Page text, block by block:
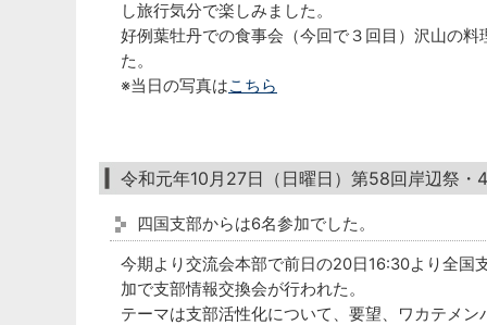
し旅行気分で楽しみました。
好例葉牡丹での食事会（今回で３回目）沢山の料
た。
※当日の写真はこちら
令和元年10月27日（日曜日）第58回岸辺祭・
四国支部からは6名参加でした。
今期より交流会本部で前日の20日16:30より全国
加で支部情報交換会が行われた。
テーマは支部活性化について、要望、ワカテメ